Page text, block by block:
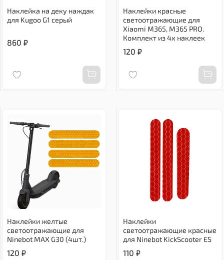
Наклейка на деку наждак
для Kugoo G1 серый
860 ₽
Наклейки красные
светоотражающие для
Xiaomi M365, M365 PRO.
Комплект из 4х наклеек
120 ₽
Наклейки желтые
светоотражающие для
Ninebot MAX G30 (4шт.)
120 ₽
Наклейки
светоотражающие красные
для Ninebot KickScooter ES
110 ₽